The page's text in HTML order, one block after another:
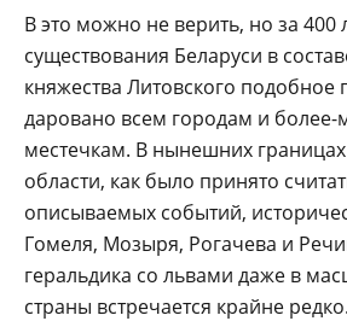
В это можно не верить, но за 400
существования Беларуси в
княжества Литовского подобное
даровано всем городам и
местечкам. В нынешних
области, как было принято
описываемых событий,
Гомеля, Мозыря, Рогачева и
геральдика со львами даже в
страны встречается крайне